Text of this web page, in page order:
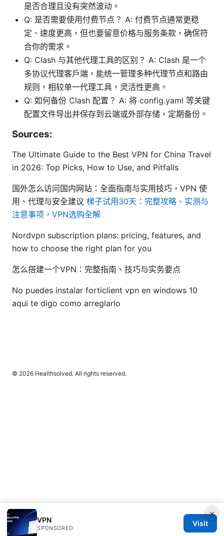
是否合理且没有突然波动。
Q: 是否需要使用付费节点？ A: 付费节点通常更稳
定、速度更高，但也要留意价格与服务条款，确保符
合你的需求。
Q: Clash 与其他代理工具的区别？ A: Clash 是一个
多协议代理客户端，能统一管理多种代理节点和路由
规则，相较单一代理工具，灵活性更高。
Q: 如何备份 Clash 配置？ A: 将 config.yaml 等关键
配置文件导出并保存到云端或外部存储，定期备份。
Sources:
The Ultimate Guide to the Best VPN for China Travel
in 2026: Top Picks, How to Use, and Pitfalls
国外怎么访问国内网站：全面指南与实用技巧，VPN 使
用、代理与安全建议 梯子试用30天：完整攻略、实测与
注意事项，VPN选购全解
Nordvpn subscription plans: pricing, features, and
how to choose the right plan for you
怎么搭建一个VPN：完整指南、技巧与实务要点
No puedes instalar forticlient vpn en windows 10
aqui te digo como arreglarlo
×
VPN
SPONSORED
Visit
© 2026 Healthsolved. All rights reserved.